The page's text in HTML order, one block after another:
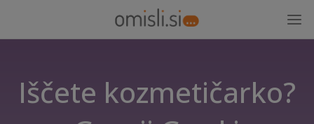
Iščete kozmetičarko?